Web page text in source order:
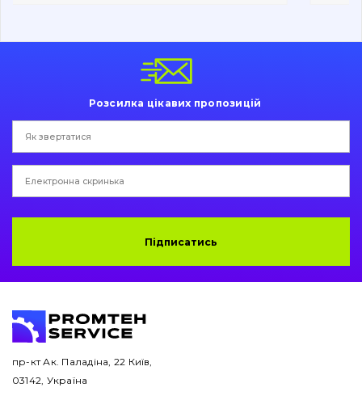
Трансмісія
Рама і кузов
Буровий інструмент
Електрообладнання
Розсилка цікавих пропозицій
Підписатись
пр-кт Ак. Паладіна, 22 Київ,
03142, Україна